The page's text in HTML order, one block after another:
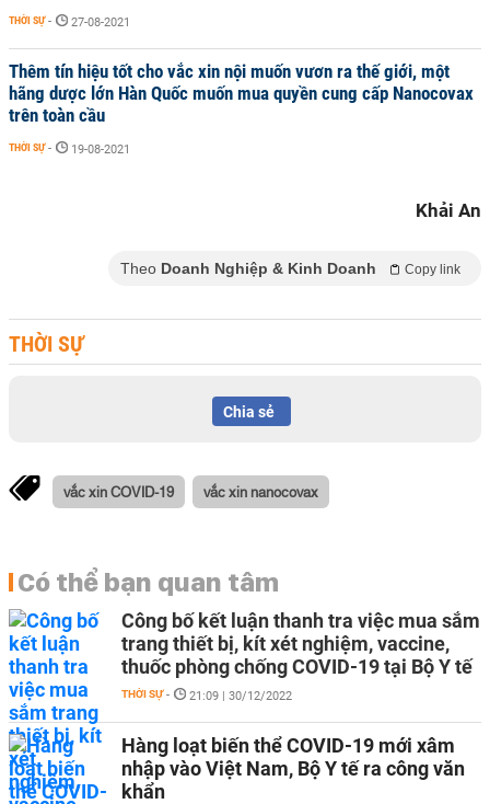
THỜI SỰ - 27-08-2021
Thêm tín hiệu tốt cho vắc xin nội muốn vươn ra thế giới, một
hãng dược lớn Hàn Quốc muốn mua quyền cung cấp Nanocovax
trên toàn cầu
THỜI SỰ - 19-08-2021
Khải An
Theo Doanh Nghiệp & Kinh Doanh Copy link
THỜI SỰ
Chia sẻ
vắc xin COVID-19 vắc xin nanocovax
Có thể bạn quan tâm
Công bố kết luận thanh tra việc mua sắm
trang thiết bị, kít xét nghiệm, vaccine,
thuốc phòng chống COVID-19 tại Bộ Y tế
THỜI SỰ - 21:09 | 30/12/2022
Hàng loạt biến thể COVID-19 mới xâm
nhập vào Việt Nam, Bộ Y tế ra công văn
khẩn